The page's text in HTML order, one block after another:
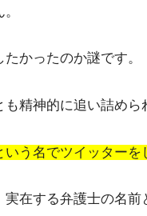
かったのか謎です。
精神的に追い詰めら
う名でツイッターを
在する弁護士の名前